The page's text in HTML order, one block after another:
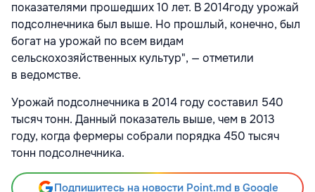
показателями прошедших 10 лет. В 2014году урожай
подсолнечника был выше. Но прошлый, конечно, был
богат на урожай по всем видам
сельскохозяйственных культур", — отметили
в ведомстве.
Урожай подсолнечника в 2014 году составил 540
тысяч тонн. Данный показатель выше, чем в 2013
году, когда фермеры собрали порядка 450 тысяч
тонн подсолнечника.
Подпишитесь на новости Point.md в Google